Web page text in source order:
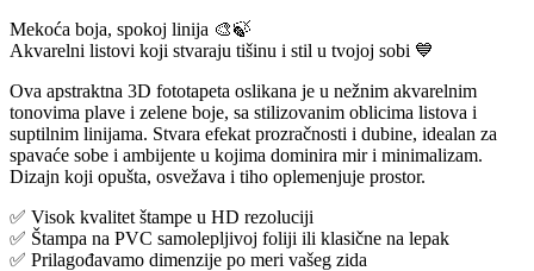
Mekoća boja, spokoj linija 🎨🍃
Akvarelni listovi koji stvaraju tišinu i stil u tvojoj sobi 💙
Ova apstraktna 3D fototapeta oslikana je u nežnim akvarelnim
tonovima plave i zelene boje, sa stilizovanim oblicima listova i
suptilnim linijama. Stvara efekat prozračnosti i dubine, idealan za
spavaće sobe i ambijente u kojima dominira mir i minimalizam.
Dizajn koji opušta, osvežava i tiho oplemenjuje prostor.
✅ Visok kvalitet štampe u HD rezoluciji
✅ Štampa na PVC samolepljivoj foliji ili klasične na lepak
✅ Prilagođavamo dimenzije po meri vašeg zida